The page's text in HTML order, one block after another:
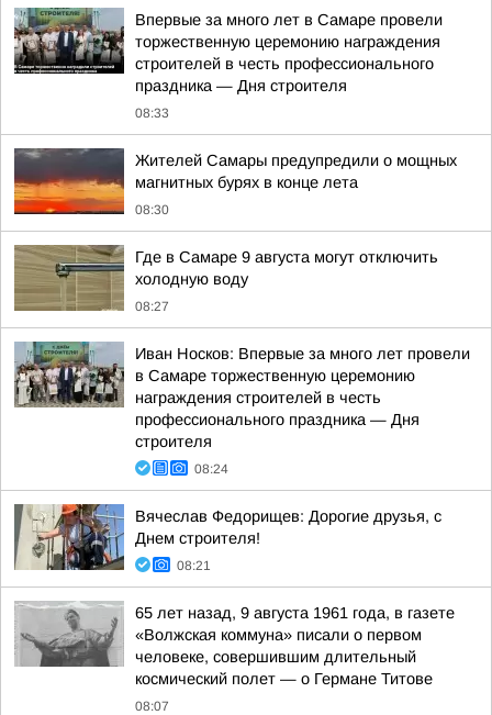
Впервые за много лет в Самаре провели
торжественную церемонию награждения
строителей в честь профессионального
праздника — Дня строителя
08:33
Жителей Самары предупредили о мощных
магнитных бурях в конце лета
08:30
Где в Самаре 9 августа могут отключить
холодную воду
08:27
Иван Носков: Впервые за много лет провели
в Самаре торжественную церемонию
награждения строителей в честь
профессионального праздника — Дня
строителя
08:24
Вячеслав Федорищев: Дорогие друзья, с
Днем строителя!
08:21
65 лет назад, 9 августа 1961 года, в газете
«Волжская коммуна» писали о первом
человеке, совершившим длительный
космический полет — о Германе Титове
08:07